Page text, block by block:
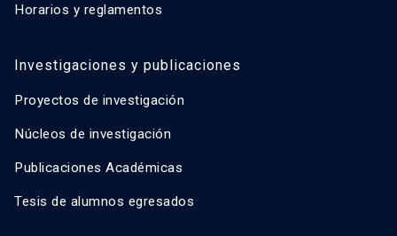
Horarios y reglamentos
Investigaciones y publicaciones
Proyectos de investigación
Núcleos de investigación
Publicaciones Académicas
Tesis de alumnos egresados